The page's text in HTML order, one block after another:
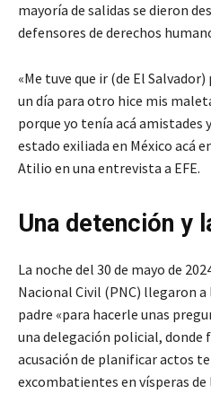
mayoría de salidas se dieron
defensores de derechos
«Me tuve que ir (de El
un día para otro hice mis
porque yo tenía acá amistades
estado exiliada en México acá
Atilio en una entrevista a EFE.
Una detención y
La noche del 30 de mayo de
Nacional Civil (PNC) llegaron
padre «para hacerle unas
una delegación policial, donde
acusación de planificar actos
excombatientes en vísperas